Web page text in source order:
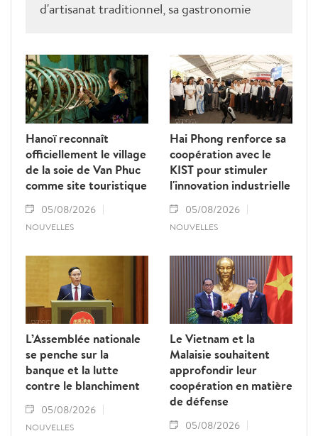
d'artisanat traditionnel, sa gastronomie
de haute qualité, durable et intelligente,
axée sur le tourisme écologique, le tourisme
de villégiature, le tourisme culturel et
spirituel, ainsi que le tourisme MICE.
Hanoï reconnaît
officiellement le village
de la soie de Van Phuc
comme site touristique
05/08/2026
NOUVELLES
Hai Phong renforce sa
coopération avec le
KIST pour stimuler
l'innovation industrielle
05/08/2026
NOUVELLES
L’Assemblée nationale
se penche sur la
banque et la lutte
contre le blanchiment
05/08/2026
NOUVELLES
Le Vietnam et la
Malaisie souhaitent
approfondir leur
coopération en matière
de défense
05/08/2026